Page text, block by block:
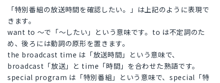
「特別番組の放送時間を確認したい。」は上記のように表現で
きます。
want to 〜で「〜したい」という意味です。to は不定詞のた
め、後ろには動詞の原形を置きます。
the broadcast time は「放送時間」という意味で、
broadcast「放送」と time「時間」を合わせた熟語です。
special program は「特別番組」という意味で、special「特